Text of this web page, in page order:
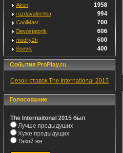
Akon 1958
razdavalochka 994
CoolMast 700
Devostatortk 606
modify2h 600
Boevik 400
События ProPlay.ru
Сезон ставок The International 2015
Голосование
The Internaitonal 2015 был
Лучше предыдуших
Хуже предыдущих
Такой же